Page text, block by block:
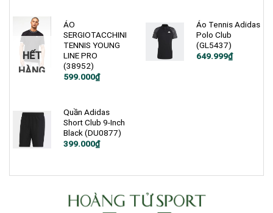
699.000₫.
HẾT
HÀNG
ÁO
SERGIOTACCHINI
TENNIS YOUNG
LINE PRO
(38952)
Giá
599.000₫
Giá
599.000₫.
Áo Tennis Adidas
Polo Club
(GL5437)
Giá
649.999₫
Giá
Quần Adidas
Short Club 9-Inch
Black (DU0877)
Giá
399.000₫
Giá
399.000₫.